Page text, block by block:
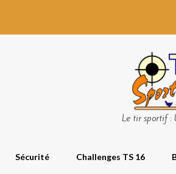
Le tir sportif :
Sécurité Challenges TS 16